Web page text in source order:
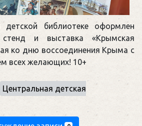
детской библиотеке оформлен
стенд и выставка «Крымская
ко дню воссоединения Крыма с
всех желающих! 10+
Центральная детская